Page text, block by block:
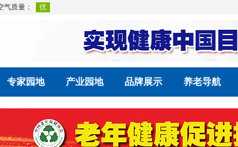
专家园地 产业园地 品牌展示 养老导航